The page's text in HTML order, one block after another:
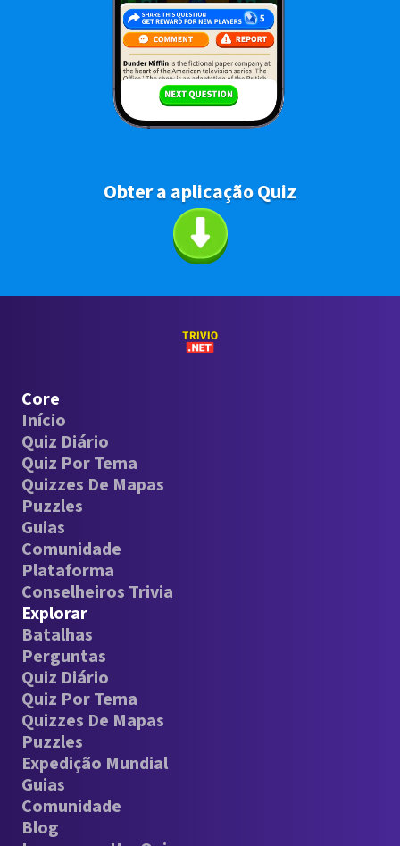
Obter a aplicação Quiz
Core
Início
Quiz Diário
Quiz Por Tema
Quizzes De Mapas
Puzzles
Guias
Comunidade
Plataforma
Conselheiros Trivia
Explorar
Batalhas
Perguntas
Quiz Diário
Quiz Por Tema
Quizzes De Mapas
Puzzles
Expedição Mundial
Guias
Comunidade
Blog